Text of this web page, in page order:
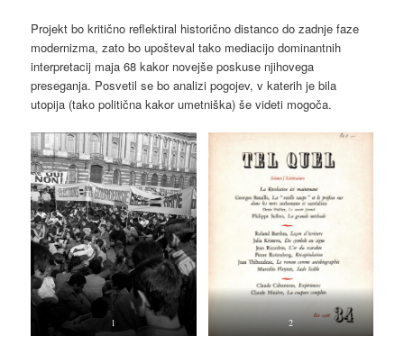
Projekt bo kritično reflektiral historično distanco do zadnje faze
modernizma, zato bo upošteval tako mediacijo dominantnih
interpretacij maja 68 kakor novejše poskuse njihovega
preseganja. Posvetil se bo analizi pogojev, v katerih je bila
utopija (tako politična kakor umetniška) še videti mogoča.
1 2